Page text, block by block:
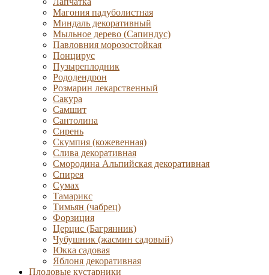
Магония падуболистная
Миндаль декоративный
Мыльное дерево (Сапиндус)
Павловния морозостойкая
Понцирус
Пузыреплодник
Рододендрон
Розмарин лекарственный
Сакура
Самшит
Сантолина
Сирень
Скумпия (кожевенная)
Слива декоративная
Смородина Альпийская декоративная
Спирея
Сумах
Тамарикс
Тимьян (чабрец)
Форзиция
Церцис (Багрянник)
Чубушник (жасмин садовый)
Юкка садовая
Яблоня декоративная
Плодовые кустарники